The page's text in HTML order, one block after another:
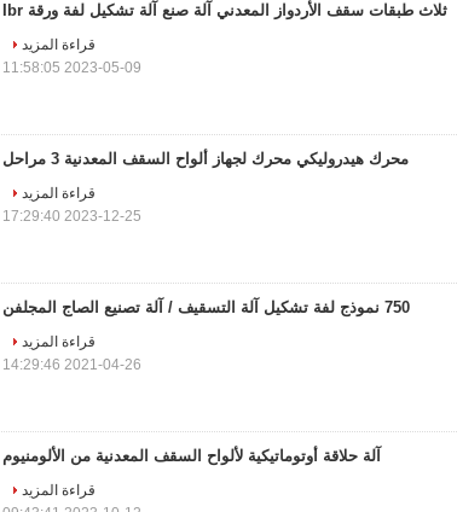
ثلاث طبقات سقف الأردواز المعدني آلة صنع آلة تشكيل لفة ورقة Ibr
قراءة المزيد
2023-05-09 11:58:05
محرك هيدروليكي محرك لجهاز ألواح السقف المعدنية 3 مراحل
قراءة المزيد
2023-12-25 17:29:40
750 نموذج لفة تشكيل آلة التسقيف / آلة تصنيع الصاج المجلفن
قراءة المزيد
2021-04-26 14:29:46
آلة حلاقة أوتوماتيكية لألواح السقف المعدنية من الألومنيوم
قراءة المزيد